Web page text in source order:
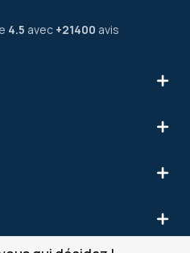
4.5 avec +21400 avis